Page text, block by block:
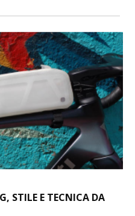
STILE E TECNICA DA